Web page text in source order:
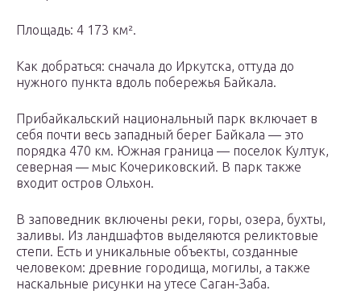
Площадь: 4 173 км².
Как добраться: сначала до Иркутска, оттуда до
нужного пункта вдоль побережья Байкала.
Прибайкальский национальный парк включает в
себя почти весь западный берег Байкала — это
порядка 470 км. Южная граница — поселок Култук,
северная — мыс Кочериковский. В парк также
входит остров Ольхон.
В заповедник включены реки, горы, озера, бухты,
заливы. Из ландшафтов выделяются реликтовые
степи. Есть и уникальные объекты, созданные
человеком: древние городища, могилы, а также
наскальные рисунки на утесе Саган-Заба.